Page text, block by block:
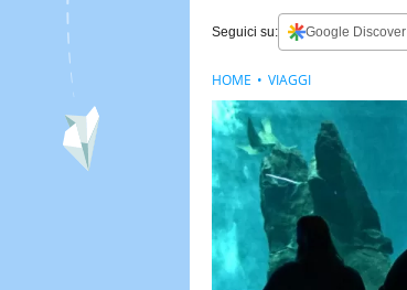
Seguici su: Google Discover
HOME VIAGGI